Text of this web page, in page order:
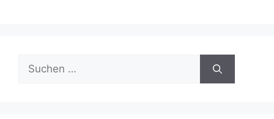
Suche
nach: